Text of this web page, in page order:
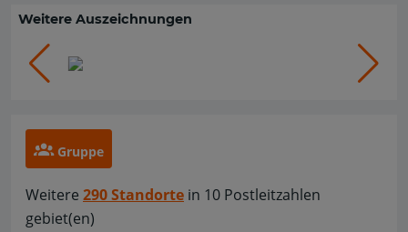
Weitere Auszeichnungen
Gruppe
Weitere 290 Standorte in 10 Postleitzahlen
gebiet(en)